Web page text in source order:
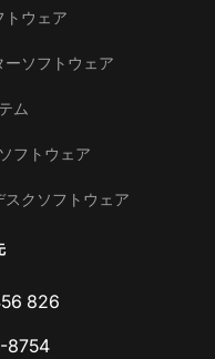
トウェア
ソフトウェア
ム
フトウェア
クソフトウェア
826
8754